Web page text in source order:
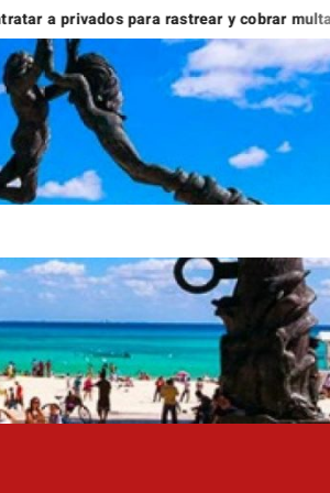
para rastrear y cobrar multas a